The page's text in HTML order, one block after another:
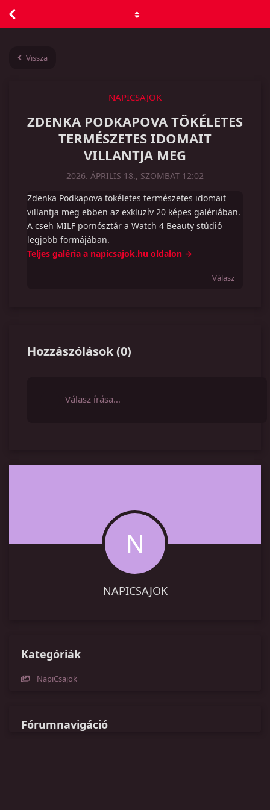
Vissza
NAPICSAJOK
ZDENKA PODKAPOVA TÖKÉLETES
TERMÉSZETES IDOMAIT
VILLANTJA MEG
2026. ÁPRILIS 18., SZOMBAT 12:02
Zdenka Podkapova tökéletes természetes idomait
villantja meg ebben az exkluzív 20 képes galériában.
A cseh MILF pornósztár a Watch 4 Beauty stúdió
legjobb formájában.
Teljes galéria a napicsajok.hu oldalon →
Válasz
Hozzászólások(0)
Válasz írása…
N
NAPICSAJOK
Kategóriák
NapiCsajok
Fórumnavigáció